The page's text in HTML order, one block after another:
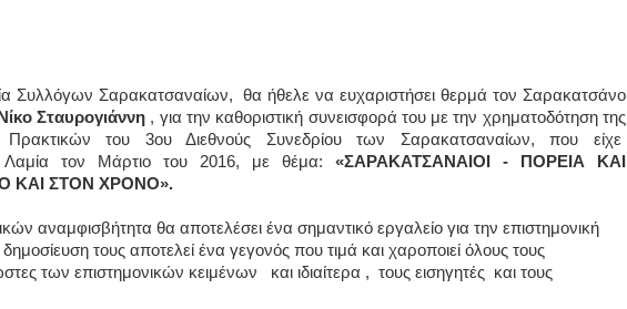
Συλλόγων Σαρακατσαναίων, θα ήθελε να ευχαριστήσει θερμά τον Σαρακατσάνο
Νίκο Σταυρογιάννη , για την καθοριστική συνεισφορά του με την χρηματοδότηση της
του 3ου Διεθνούς Συνεδρίου των Σαρακατσαναίων, που είχε
Λαμία τον Μάρτιο του 2016, με θέμα: «ΣΑΡΑΚΑΤΣΑΝΑΙΟΙ - ΠΟΡΕΙΑ ΚΑΙ
ΚΑΙ ΣΤΟΝ ΧΡΟΝΟ».
αναμφισβήτητα θα αποτελέσει ένα σημαντικό εργαλείο για την επιστημονική
τους αποτελεί ένα γεγονός που τιμά και χαροποιεί όλους τους
των επιστημονικών κειμένων και ιδιαίτερα , τους εισηγητές και τους